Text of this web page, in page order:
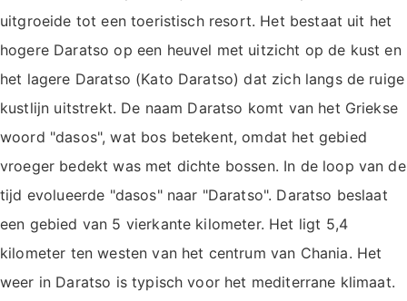
uitgroeide tot een toeristisch resort. Het bestaat uit het
hogere Daratso op een heuvel met uitzicht op de kust en
het lagere Daratso (Kato Daratso) dat zich langs de ruige
kustlijn uitstrekt. De naam Daratso komt van het Griekse
woord "dasos", wat bos betekent, omdat het gebied
vroeger bedekt was met dichte bossen. In de loop van de
tijd evolueerde "dasos" naar "Daratso". Daratso beslaat
een gebied van 5 vierkante kilometer. Het ligt 5,4
kilometer ten westen van het centrum van Chania. Het
weer in Daratso is typisch voor het mediterrane klimaat.